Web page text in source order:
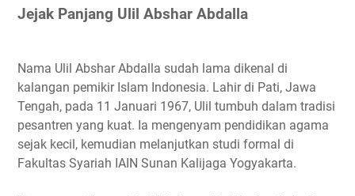
Jejak Panjang Ulil Abshar Abdalla
Nama Ulil Abshar Abdalla sudah lama dikenal di
kalangan pemikir Islam Indonesia. Lahir di Pati, Jawa
Tengah, pada 11 Januari 1967, Ulil tumbuh dalam tradisi
pesantren yang kuat. Ia mengenyam pendidikan agama
sejak kecil, kemudian melanjutkan studi formal di
Fakultas Syariah IAIN Sunan Kalijaga Yogyakarta.